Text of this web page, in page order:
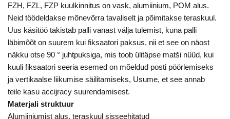
FZH, FZL, FZP kuulkinnitus on vask, alumiinium, POM alus.
Neid töödeldakse mõnevõrra tavaliselt ja põimitakse teraskuul.
Uus käsitöö takistab palli vanast välja tulemist, kuna palli
läbimõõt on suurem kui fiksaatori paksus, nii et see on näost
näkku otse 90 ° juhtpuksiga, mis toob ülitäpse matši nüüd, kui
kuuli fiksaatori seeria esemed on mõeldud posti pöörlemiseks
ja vertikaalse liikumise säilitamiseks, Usume, et see annab
teile kasu accijracy suurendamisest.
Materjali struktuur
Alumiiniumist alus, teraskuul sisseehitatud